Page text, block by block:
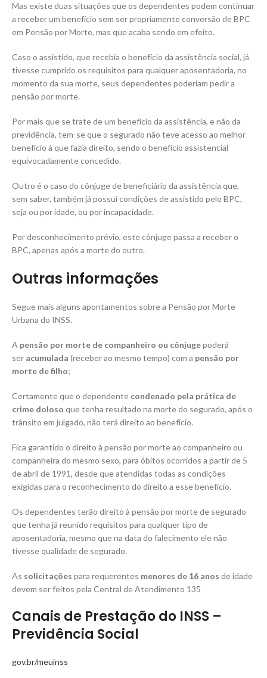
Mas existe duas situações que os dependentes podem continuar
a receber um benefício sem ser propriamente conversão de BPC
em Pensão por Morte, mas que acaba sendo em efeito.
Caso o assistido, que recebia o benefício da assistência social, já
tivesse cumprido os requisitos para qualquer aposentadoria, no
momento da sua morte, seus dependentes poderiam pedir a
pensão por morte.
Por mais que se trate de um benefício da assistência, e não da
previdência, tem-se que o segurado não teve acesso ao melhor
benefício à que fazia direito, sendo o benefício assistencial
equivocadamente concedido.
Outro é o caso do cônjuge de beneficiário da assistência que,
sem saber, também já possui condições de assistido pelo BPC,
seja ou por idade, ou por incapacidade.
Por desconhecimento prévio, este cônjuge passa a receber o
BPC, apenas após a morte do outro.
Outras informações
Segue mais alguns apontamentos sobre a Pensão por Morte
Urbana do INSS.
A pensão por morte de companheiro ou cônjugepoderá
ser acumulada (receber ao mesmo tempo) com a pensão por
morte de filho;
Certamente que o dependente condenado pela prática de
crime doloso que tenha resultado na morte do segurado, após o
trânsito em julgado, não terá direito ao benefício.
Fica garantido o direito à pensão por morte ao companheiro ou
companheira do mesmo sexo, para óbitos ocorridos a partir de 5
de abril de 1991, desde que atendidas todas as condições
exigidas para o reconhecimento do direito a esse benefício.
Os dependentes terão direito à pensão por morte de segurado
que tenha já reunido requisitos para qualquer tipo de
aposentadoria, mesmo que na data do falecimento ele não
tivesse qualidade de segurado.
As solicitações para requerentes menores de 16 anos de idade
devem ser feitos pela Central de Atendimento 135
Canais de Prestação do INSS –
Previdência Social
gov.br/meuinss